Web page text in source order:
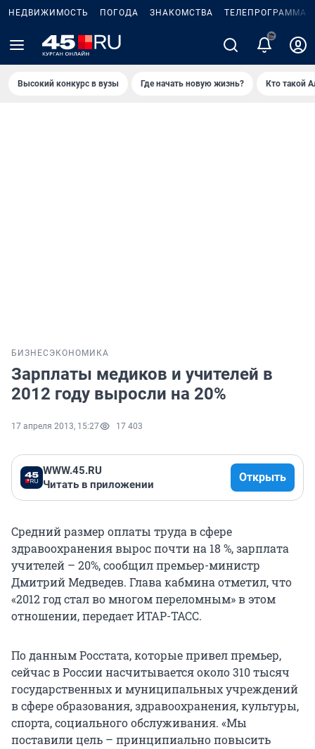
НЕДВИЖИМОСТЬ ПОГОДА ЗНАКОМСТВА ТЕЛЕПРОГРАММА
2
Высокий конкурс в вузы Где начать новую жизнь? Кто такой
БИЗНЕС ЭКОНОМИКА
Зарплаты медиков и учителей в
2012 году выросли на 20%
17 апреля 2013, 15:27 17 403
WWW.45.RU
Читать в приложении
Открыть
Средний размер оплаты труда в сфере
здравоохранения вырос почти на 18 %, зарплата
учителей – 20%, сообщил премьер-министр
Дмитрий Медведев. Глава кабмина отметил, что
«2012 год стал во многом переломным» в этом
отношении, передает ИТАР-ТАСС.
По данным Росстата, которые привел премьер,
сейчас в России насчитывается около 310 тысяч
государственных и муниципальных учреждений
в сфере образования, здравоохранения, культуры,
спорта, социального обслуживания. «Мы
поставили цель – принципиально повысить